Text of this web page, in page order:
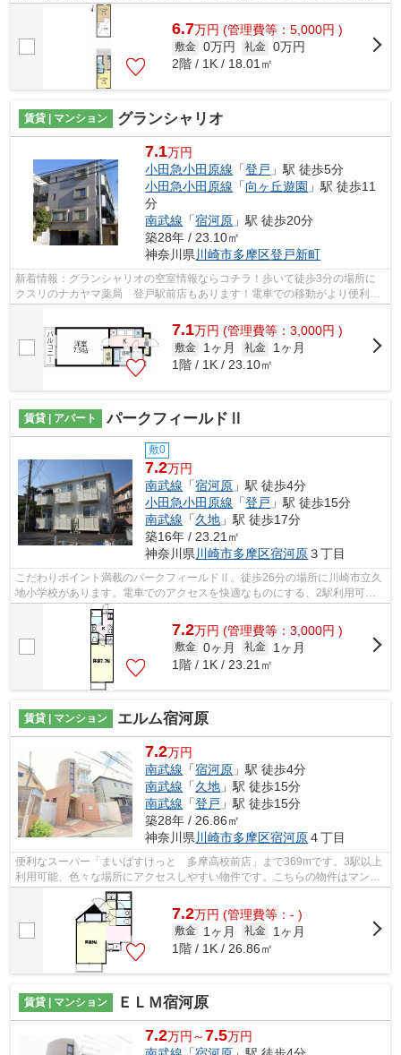
物件はアパートです。こちらは初期費用を...
6.7万円 (管理費等：5,000円 )
敷金 0万円 礼金 0万円
2階 / 1K / 18.01㎡
賃貸 | マンション グランシャリオ
7.1万円
小田急小田原線 「登戸 」駅 徒歩5分
小田急小田原線 「向ヶ丘遊園 」駅 徒歩11
分
南武線 「宿河原 」駅 徒歩20分
築28年 / 23.10㎡
神奈川県 川崎市多摩区登戸新町
新着情報：グランシャリオの空室情報ならコチラ！歩いて徒歩3分の場所に
クスリのナカヤマ薬局 登戸駅前店もあります！電車での移動がより便利に
なる、2駅利用可能な物件です！駅まで5...
7.1万円 (管理費等：3,000円 )
敷金 1ヶ月 礼金
1ヶ月
1階 / 1K / 23.10㎡
賃貸 | アパート パークフィールドⅡ
敷0
7.2万円
南武線 「宿河原 」駅 徒歩4分
小田急小田原線 「登戸 」駅 徒歩15分
南武線 「久地 」駅 徒歩17分
築16年 / 23.21㎡
神奈川県川崎市多摩区宿河原３丁目
こだわりポイント満載のパークフィールドⅡ。徒歩26分の場所に川崎市立久
地小学校があります。電車でのアクセスを快適なものにする、2駅利用可能
な物件です。こちらは初期費用をカード...
7.2万円 (管理費等：3,000円 )
敷金 0ヶ月 礼金
1ヶ月
1階 / 1K / 23.21㎡
賃貸 | マンション エルム宿河原
7.2万円
南武線 「宿河原 」駅 徒歩4分
南武線 「久地 」駅 徒歩15分
南武線 「登戸 」駅 徒歩15分
築28年 / 26.86㎡
神奈川県 川崎市多摩区宿河原４丁目
便利なスーパー「まいばすけっと 多摩高校前店」まで369mです。3駅以上
利用可能、色々な場所にアクセスしやすい物件です。こちらの物件はマンシ
ョンです。物件から駐車場までの距離は...
7.2万円 (管理費等：- )
敷金 1ヶ月 礼金
1ヶ月
1階 / 1K / 26.86㎡
賃貸 | マンション ＥＬＭ宿河原
7.2万円～7.5万円